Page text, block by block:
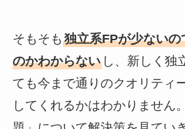
そもそも 独立系FPが少ない
のかわからないし、新しく独
ても今まで通りのクオリティ
してくれるかはわかりません